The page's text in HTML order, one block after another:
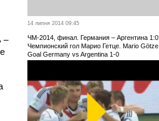
–
14 липня 2014 09:45
ЧМ-2014, финал. Германия – Аргентина 1:0.
Чемпионский гол Марио Гетце. Mario Götze
Goal Germany vs Argentina 1-0